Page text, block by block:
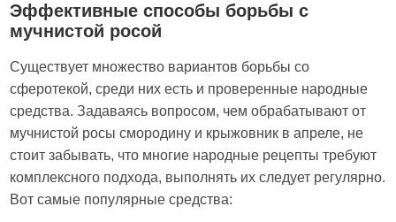
Эффективные способы борьбы с
мучнистой росой
Существует множество вариантов борьбы со
сферотекой, среди них есть и проверенные народные
средства. Задаваясь вопросом, чем обрабатывают от
мучнистой росы смородину и крыжовник в апреле, не
стоит забывать, что многие народные рецепты требуют
комплексного подхода, выполнять их следует регулярно.
Вот самые популярные средства: